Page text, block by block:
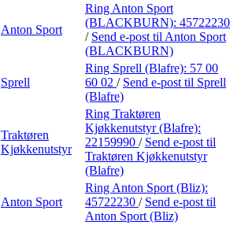
Anton Sport
Ring Anton Sport
(BLACKBURN): 45722230
/ Send e-post til Anton Sport
(BLACKBURN)
Sprell
Ring Sprell (Blafre): 57 00
60 02 / Send e-post til Sprell
(Blafre)
Traktøren
Kjøkkenutstyr
Ring Traktøren
Kjøkkenutstyr (Blafre):
22159990 / Send e-post til
Traktøren Kjøkkenutstyr
(Blafre)
Anton Sport
Ring Anton Sport (Bliz):
45722230 / Send e-post til
Anton Sport (Bliz)